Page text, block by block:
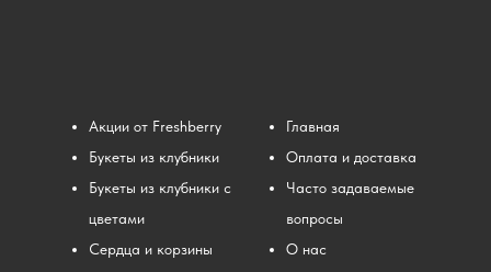
Акции от Freshberry
Букеты из клубники
Букеты из клубники с
цветами
Сердца и корзины
Главная
Оплата и доставка
Часто задаваемые
вопросы
О нас